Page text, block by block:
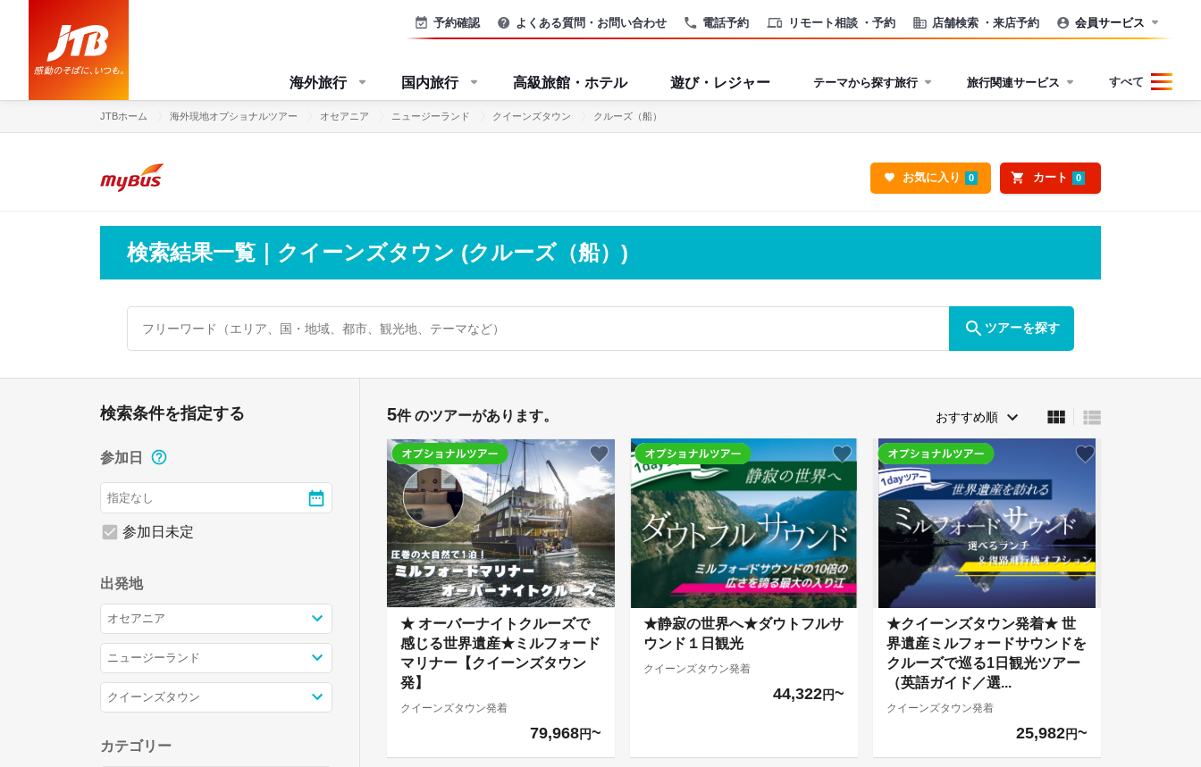
電話予約 リモート相談 ・予約 店舗検索 ・来店予約
予約確認 よくある質問・お問い合わせ 会員サービス
海外旅行 国内旅行 高級旅館・ホテル 遊び・レジャー テーマから探す旅行 旅行関連サービス すべて
JTBホーム 海外現地オプショナルツアー オセアニア ニュージーランド クイーンズタウン クルーズ（船）
お気に入り 0 カート 0
検索結果一覧｜クイーンズタウン (クルーズ（船）)
検索条件を指定する
参加日
参加日未定
出発地
カテゴリー
5件 のツアーがあります。
★ オーバーナイトクルーズで
感じる世界遺産★ミルフォード
マリナー【クイーンズタウン
発】
クイーンズタウン発着
79,968円
★静寂の世界へ★ダウトフルサ
ウンド１日観光
クイーンズタウン発着
44,322円
★クイーンズタウン発着★ 世
界遺産ミルフォードサウンドを
クルーズで巡る1日観光ツアー
（英語ガイド／選...
クイーンズタウン発着
25,982円